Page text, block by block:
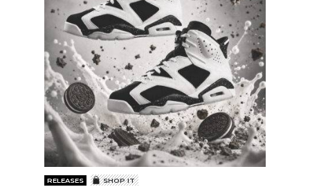
RELEASES SHOP IT